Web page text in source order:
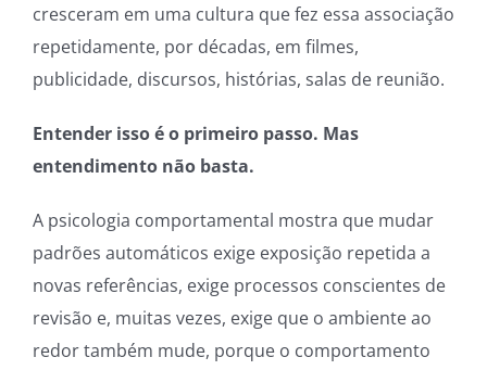
cresceram em uma cultura que fez essa associação
repetidamente, por décadas, em filmes,
publicidade, discursos, histórias, salas de reunião.
Entender isso é o primeiro passo. Mas
entendimento não basta.
A psicologia comportamental mostra que mudar
padrões automáticos exige exposição repetida a
novas referências, exige processos conscientes de
revisão e, muitas vezes, exige que o ambiente ao
redor também mude, porque o comportamento